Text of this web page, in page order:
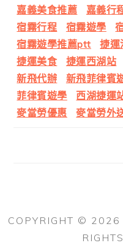
嘉義美食推薦
嘉義行
宿霧行程
宿霧遊學
宿霧遊學推薦ptt
捷運
捷運美食
捷運西湖站
新飛代辦
新飛菲律賓
菲律賓遊學
西湖捷運
麥當勞優惠
麥當勞外
COPYRIGHT © 2026